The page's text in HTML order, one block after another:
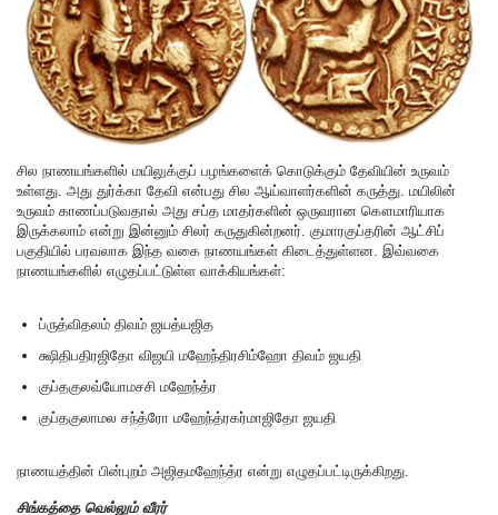
சில நாணயங்களில் மயிலுக்குப் பழங்களைக் கொடுக்கும் தேவியின் உருவம்
உள்ளது. அது துர்க்கா தேவி என்பது சில ஆய்வாளர்களின் கருத்து. மயிலின்
உருவம் காணப்படுவதால் அது சப்த மாதர்களின் ஒருவரான கௌமாரியாக
இருக்கலாம் என்று இன்னும் சிலர் கருதுகின்றனர். குமாரகுப்தரின் ஆட்சிப்
பகுதியில் பரவலாக இந்த வகை நாணயங்கள் கிடைத்துள்ளன. இவ்வகை
நாணயங்களில் எழுதப்பட்டுள்ள வாக்கியங்கள்:
ப்ருத்விதலம் திவம் ஜயத்யஜித
க்ஷிதிபதிரஜிதோ விஜயி மஹேந்திரசிம்ஹோ திவம் ஜயதி
குப்தகுலவ்யோமசசி மஹேந்த்ர
குப்தகுலாமல சந்த்ரோ மஹேந்த்ரகர்மாஜிதோ ஜயதி
நாணயத்தின் பின்புறம் அஜிதமஹேந்த்ர என்று எழுதப்பட்டிருக்கிறது.
சிங்கத்தை வெல்லும் வீரர்